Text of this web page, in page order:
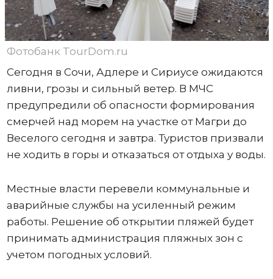
Фотобанк TourDom.ru
Сегодня в Сочи, Адлере и Сириусе ожидаются
ливни, грозы и сильный ветер. В МЧС
предупредили об опасности формирования
смерчей над морем на участке от Магри до
Веселого сегодня и завтра. Туристов призвали
не ходить в горы и отказаться от отдыха у воды.
Местные власти перевели коммунальные и
аварийные службы на усиленный режим
работы. Решение об открытии пляжей будет
принимать администрация пляжных зон с
учетом погодных условий.